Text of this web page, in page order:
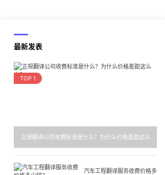
最新发表
TOP 1
正规翻译公司收费标准是什么？为什么价格差距这么大？
汽车工程翻译服务收费价格多